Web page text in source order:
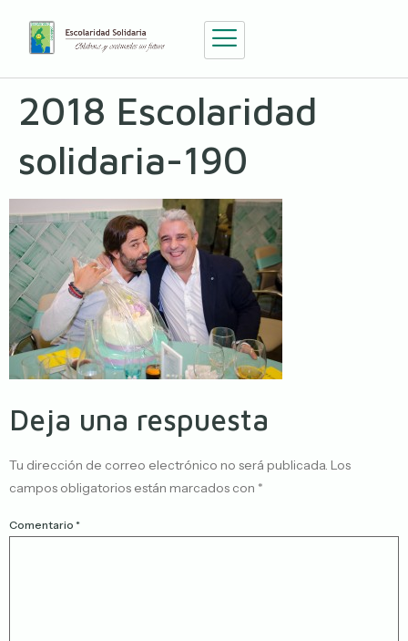
2018 Escolaridad
solidaria-190
Deja una respuesta
Tu dirección de correo electrónico no será publicada. Los
campos obligatorios están marcados con *
Comentario *